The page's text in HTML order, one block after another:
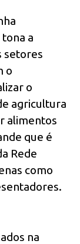
a
setores
o
o
agricultura
alimentos
que é
Rede
como
na